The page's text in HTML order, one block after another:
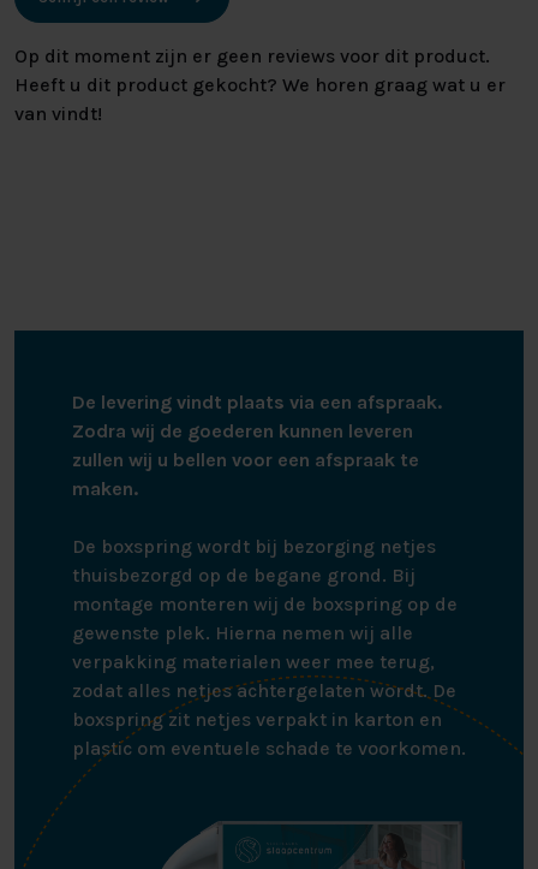
Op dit moment zijn er geen reviews voor dit product.
Heeft u dit product gekocht? We horen graag wat u er
van vindt!
De levering vindt plaats via een afspraak.
Zodra wij de goederen kunnen leveren
zullen wij u bellen voor een afspraak te
maken.
De boxspring wordt bij bezorging netjes
thuisbezorgd op de begane grond. Bij
montage monteren wij de boxspring op de
gewenste plek. Hierna nemen wij alle
verpakking materialen weer mee terug,
zodat alles netjes achtergelaten wordt. De
boxspring zit netjes verpakt in karton en
plastic om eventuele schade te voorkomen.